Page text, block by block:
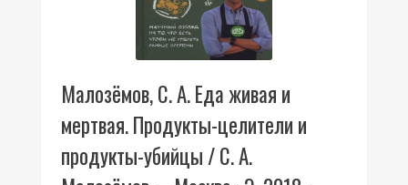
Малозёмов, С. А. Еда живая и
мертвая. Продукты-целители и
продукты-убийцы / С. А.